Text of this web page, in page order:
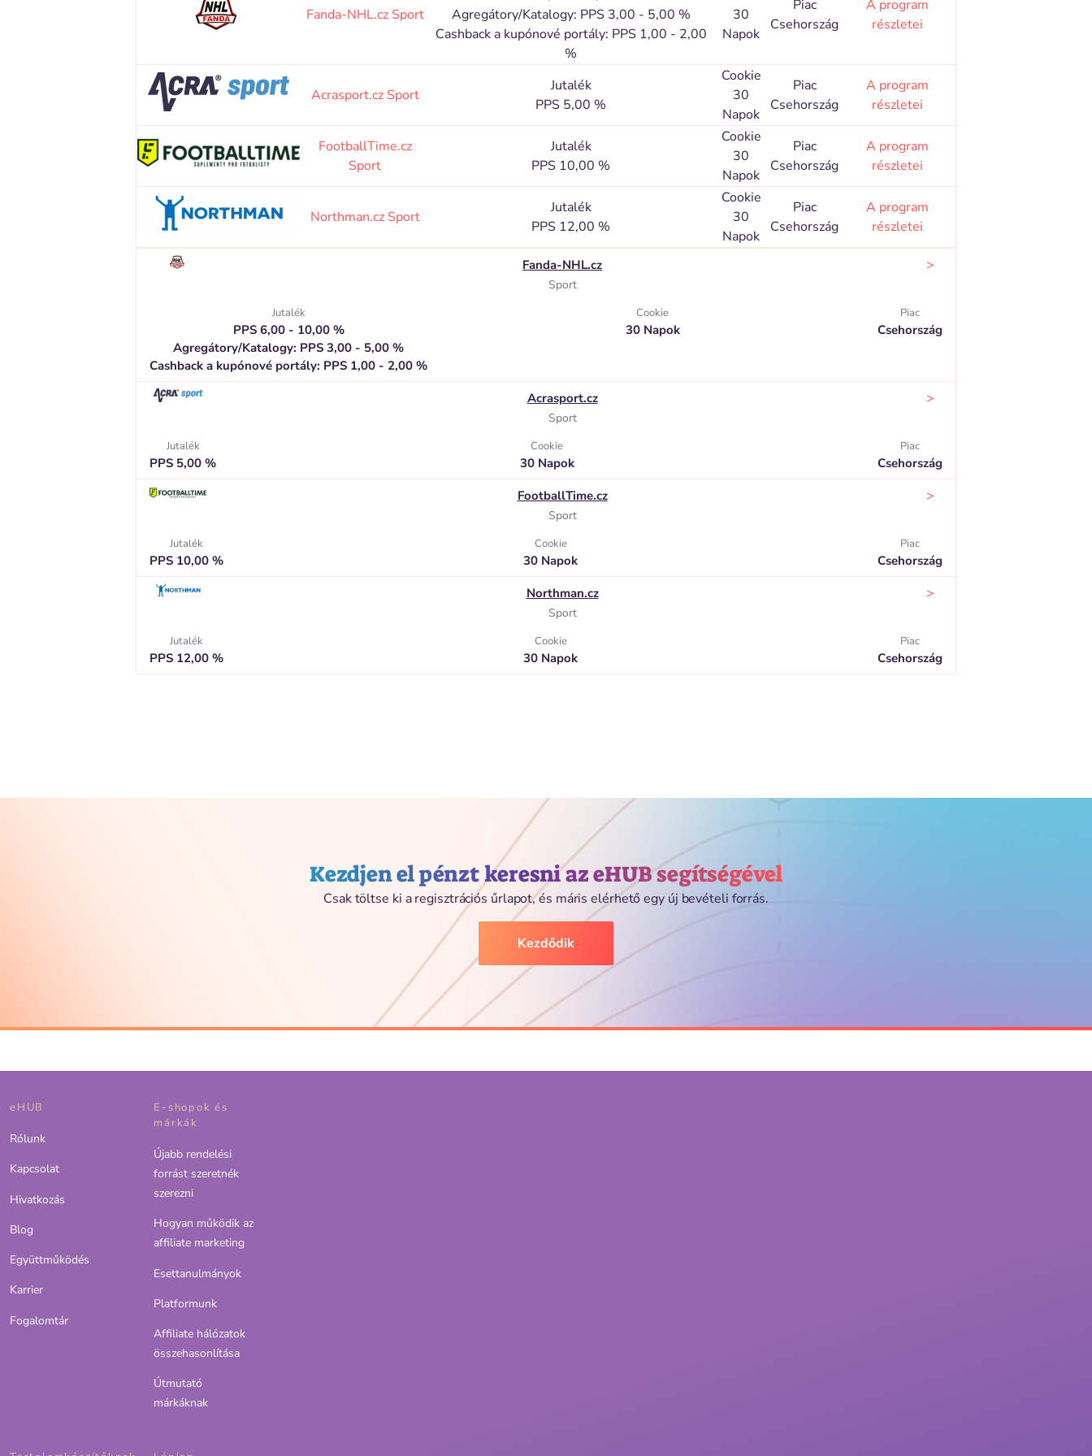
Fanda-NHL.cz Sport
Agregátory/Katalogy: PPS 3,00 - 5,00 %
Cashback a kupónové portály: PPS 1,00 - 2,00
%
30
Napok
Piac
Csehország
A program
részletei
Acrasport.cz Sport
Jutalék
PPS 5,00 %
Cookie
30
Napok
Piac
Csehország
A program
részletei
FootballTime.cz
Sport
Jutalék
PPS 10,00 %
Cookie
30
Napok
Piac
Csehország
A program
részletei
Northman.cz Sport
Jutalék
PPS 12,00 %
Cookie
30
Napok
Piac
Csehország
A program
részletei
Fanda-NHL.cz
Sport
>
Jutalék
PPS 6,00 - 10,00 %
Agregátory/Katalogy: PPS 3,00 - 5,00 %
Cashback a kupónové portály: PPS 1,00 - 2,00 %
Cookie
30 Napok
Piac
Csehország
Acrasport.cz
Sport
>
Jutalék
PPS 5,00 %
Cookie
30 Napok
Piac
Csehország
FootballTime.cz
Sport
>
Jutalék
PPS 10,00 %
Cookie
30 Napok
Piac
Csehország
Northman.cz
Sport
>
Jutalék
PPS 12,00 %
Cookie
30 Napok
Piac
Csehország
Kezdjen el pénzt keresni az eHUB segítségével
Csak töltse ki a regisztrációs űrlapot, és máris elérhető egy új bevételi forrás.
Kezdődik
eHUB
Rólunk
Kapcsolat
Hivatkozás
Blog
Együttműködés
Karrier
Fogalomtár
E-shopok és
márkák
Újabb rendelési
forrást szeretnék
szerezni
Hogyan működik az
affiliate marketing
Esettanulmányok
Platformunk
Affiliate hálózatok
összehasonlítása
Útmutató
márkáknak